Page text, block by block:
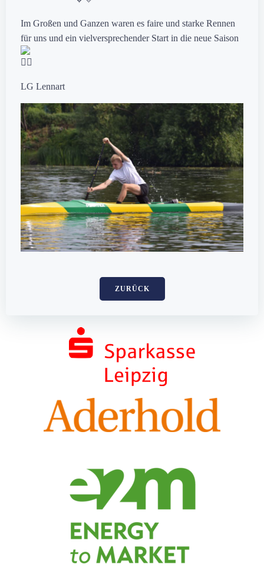
Im Großen und Ganzen waren es faire und starke Rennen
für uns und ein vielversprechender Start in die neue Saison
LG Lennart
ZURÜCK